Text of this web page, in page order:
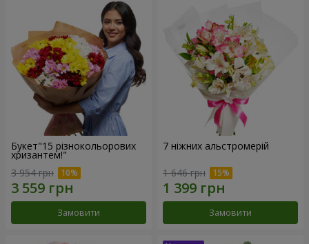
Букет"15 різнокольорових
хризантем!"
3 954 грн
Замовити
7 ніжних альстромерій
1 646 грн
Замовити